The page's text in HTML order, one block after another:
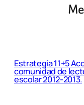
Estrategia 11+5
comunidad de
escolar 2012-2013.